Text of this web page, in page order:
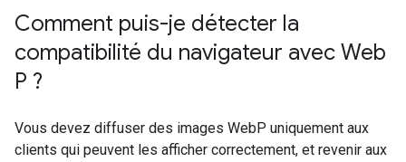
Comment puis-je détecter la
compatibilité du navigateur avec Web
P ?
Vous devez diffuser des images WebP uniquement aux
clients qui peuvent les afficher correctement, et revenir aux